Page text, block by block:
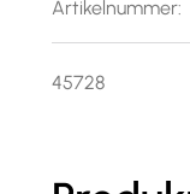
Artikelnummer:
45728